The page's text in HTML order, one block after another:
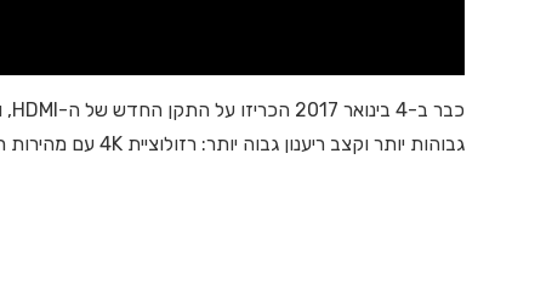
גבוהות יותר וקצב ריענון גבוה יותר: רזולוציית 4K עם מהירות ריענון פיקסל של 120Hz, ורזולוציית 8K עם מהירות ריענון פיקסל זהה.